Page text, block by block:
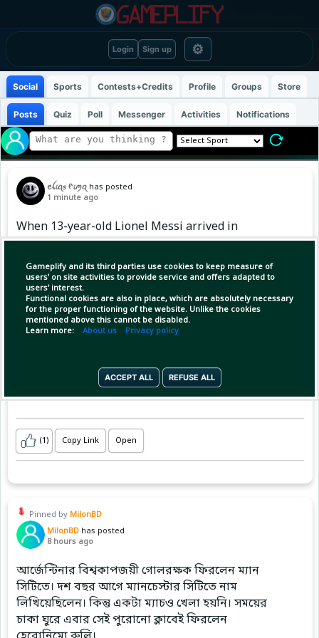
Login Sign up ⚙
Gameplify and its third parties use cookies to keep measure of
users' on site activities to provide service and offers adapted to
users' interest.
Functional cookies are also in place, which are absolutely necessary
for the proper functioning of the website. Unlike the cookies
mentioned above this cannot be disabled.
Learn more: About us Privacy policy
ACCEPT ALL REFUSE ALL
Social Sports Contests+Credits Profile Groups Store
Posts Quiz Poll Messenger Activities Notifications
ꫀꪶ𝓲ꪖ𝘴 ᠻ𝓲ꪑꪖ has posted
1 minute ago
When 13-year-old Lionel Messi arrived in
Barcelona, the dream suddenly felt
frighteningly real.
(1) Copy Link Open
Pinned by MilonBD
MilonBD has posted
8 hours ago
আর্জেন্টিনার বিশ্বকাপজয়ী গোলরক্ষক ফিরলেন ম্যান
সিটিতে। দশ বছর আগে ম্যানচেস্টার সিটিতে নাম
লিখিয়েছিলেন। কিন্তু একটা ম্যাচও খেলা হয়নি। সময়ের
চাকা ঘুরে এবার সেই পুরোনো ক্লাবেই ফিরলেন